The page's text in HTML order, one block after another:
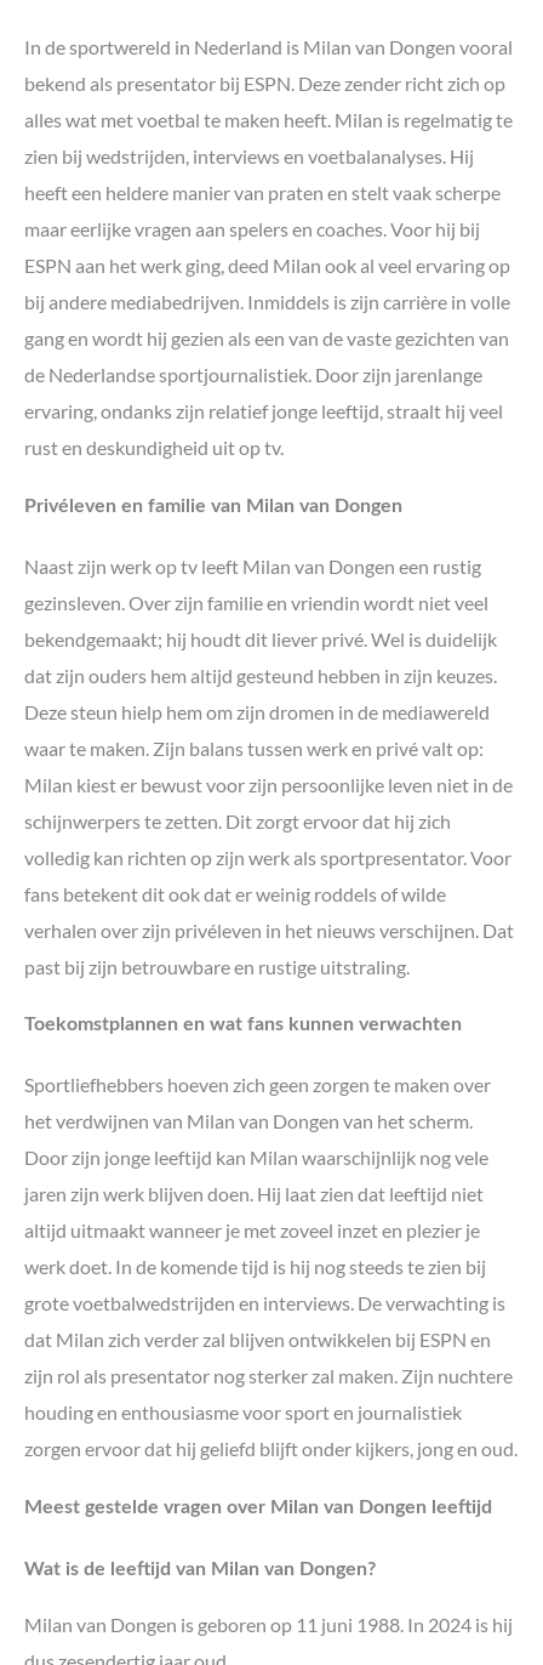
In de sportwereld in Nederland is Milan van Dongen vooral
bekend als presentator bij ESPN. Deze zender richt zich op
alles wat met voetbal te maken heeft. Milan is regelmatig te
zien bij wedstrijden, interviews en voetbalanalyses. Hij
heeft een heldere manier van praten en stelt vaak scherpe
maar eerlijke vragen aan spelers en coaches. Voor hij bij
ESPN aan het werk ging, deed Milan ook al veel ervaring op
bij andere mediabedrijven. Inmiddels is zijn carrière in volle
gang en wordt hij gezien als een van de vaste gezichten van
de Nederlandse sportjournalistiek. Door zijn jarenlange
ervaring, ondanks zijn relatief jonge leeftijd, straalt hij veel
rust en deskundigheid uit op tv.
Privéleven en familie van Milan van Dongen
Naast zijn werk op tv leeft Milan van Dongen een rustig
gezinsleven. Over zijn familie en vriendin wordt niet veel
bekendgemaakt; hij houdt dit liever privé. Wel is duidelijk
dat zijn ouders hem altijd gesteund hebben in zijn keuzes.
Deze steun hielp hem om zijn dromen in de mediawereld
waar te maken. Zijn balans tussen werk en privé valt op:
Milan kiest er bewust voor zijn persoonlijke leven niet in de
schijnwerpers te zetten. Dit zorgt ervoor dat hij zich
volledig kan richten op zijn werk als sportpresentator. Voor
fans betekent dit ook dat er weinig roddels of wilde
verhalen over zijn privéleven in het nieuws verschijnen. Dat
past bij zijn betrouwbare en rustige uitstraling.
Toekomstplannen en wat fans kunnen verwachten
Sportliefhebbers hoeven zich geen zorgen te maken over
het verdwijnen van Milan van Dongen van het scherm.
Door zijn jonge leeftijd kan Milan waarschijnlijk nog vele
jaren zijn werk blijven doen. Hij laat zien dat leeftijd niet
altijd uitmaakt wanneer je met zoveel inzet en plezier je
werk doet. In de komende tijd is hij nog steeds te zien bij
grote voetbalwedstrijden en interviews. De verwachting is
dat Milan zich verder zal blijven ontwikkelen bij ESPN en
zijn rol als presentator nog sterker zal maken. Zijn nuchtere
houding en enthousiasme voor sport en journalistiek
zorgen ervoor dat hij geliefd blijft onder kijkers, jong en oud.
Meest gestelde vragen over Milan van Dongen leeftijd
Wat is de leeftijd van Milan van Dongen?
Milan van Dongen is geboren op 11 juni 1988. In 2024 is hij